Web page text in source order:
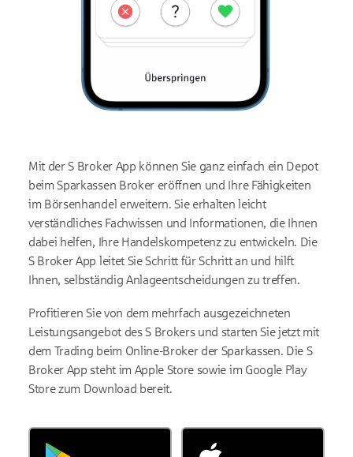
Mit der S Broker App können Sie ganz einfach ein Depot
beim Sparkassen Broker eröffnen und Ihre Fähigkeiten
im Börsenhandel erweitern. Sie erhalten leicht
verständliches Fachwissen und Informationen, die Ihnen
dabei helfen, Ihre Handelskompetenz zu entwickeln. Die
S Broker App leitet Sie Schritt für Schritt an und hilft
Ihnen, selbständig Anlageentscheidungen zu treffen.
Profitieren Sie von dem mehrfach ausgezeichneten
Leistungsangebot des S Brokers und starten Sie jetzt mit
dem Trading beim Online-Broker der Sparkassen. Die S
Broker App steht im Apple Store sowie im Google Play
Store zum Download bereit.